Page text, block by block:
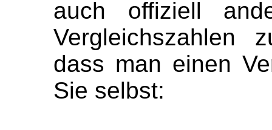
auch offiziell
Vergleichszahlen
dass man einen
Sie selbst: